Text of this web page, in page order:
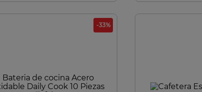
-33%